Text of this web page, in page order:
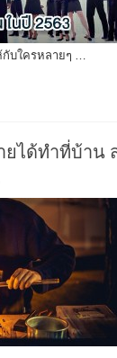
กับใครหลายๆ …
ยได้ทําที่บ้าน